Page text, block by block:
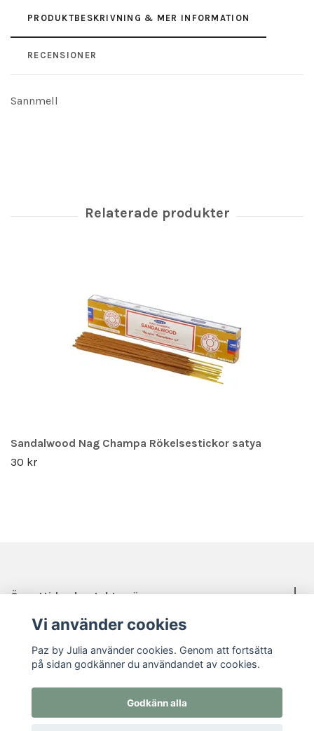
PRODUKTBESKRIVNING & MER INFORMATION
RECENSIONER
Sannmell
Sandalwood Nag Champa Rökelsestickor satya
30 kr
Öppettider, kontakt, mässor mm.
Vi använder cookies
Paz by Julia använder cookies. Genom att fortsätta
på sidan godkänner du användandet av cookies.
Godkänn alla